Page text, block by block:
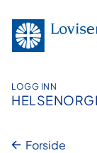
innhold
LOGG INN
Forside